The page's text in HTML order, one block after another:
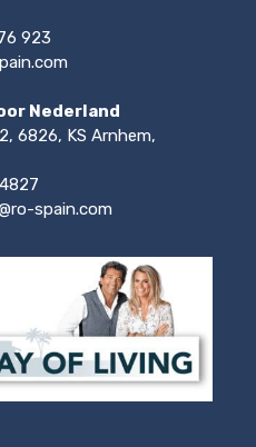
923
Nederland
6826, KS Arnhem,
spain.com